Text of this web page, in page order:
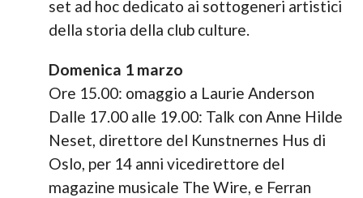
set ad hoc dedicato ai sottogeneri artistici
della storia della club culture.
Domenica 1 marzo
Ore 15.00: omaggio a Laurie Anderson
Dalle 17.00 alle 19.00: Talk con Anne Hilde
Neset, direttore del Kunstnernes Hus di
Oslo, per 14 anni vicedirettore del
magazine musicale The Wire, e Ferran